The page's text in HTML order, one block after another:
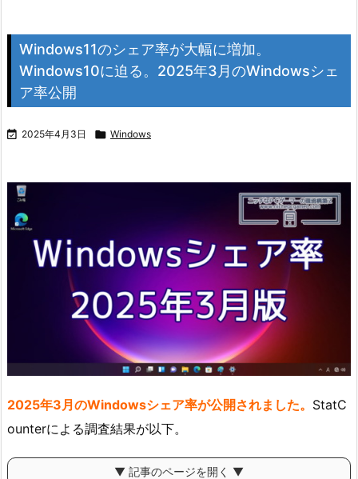
Windows11のシェア率が大幅に増加。
Windows10に迫る。2025年3月のWindowsシェ
ア率公開
 2025年4月3日  Windows
2025年3月のWindowsシェア率が公開されました。 StatC
ounterによる調査結果が以下。
▼ 記事のページを開く ▼